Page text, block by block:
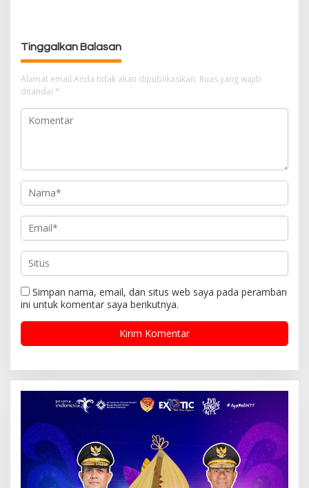
p
o
s
Tinggalkan Balasan
Alamat email Anda tidak akan dipublikasikan. Ruas yang wajib
ditandai *
Simpan nama, email, dan situs web saya pada peramban
ini untuk komentar saya berikutnya.